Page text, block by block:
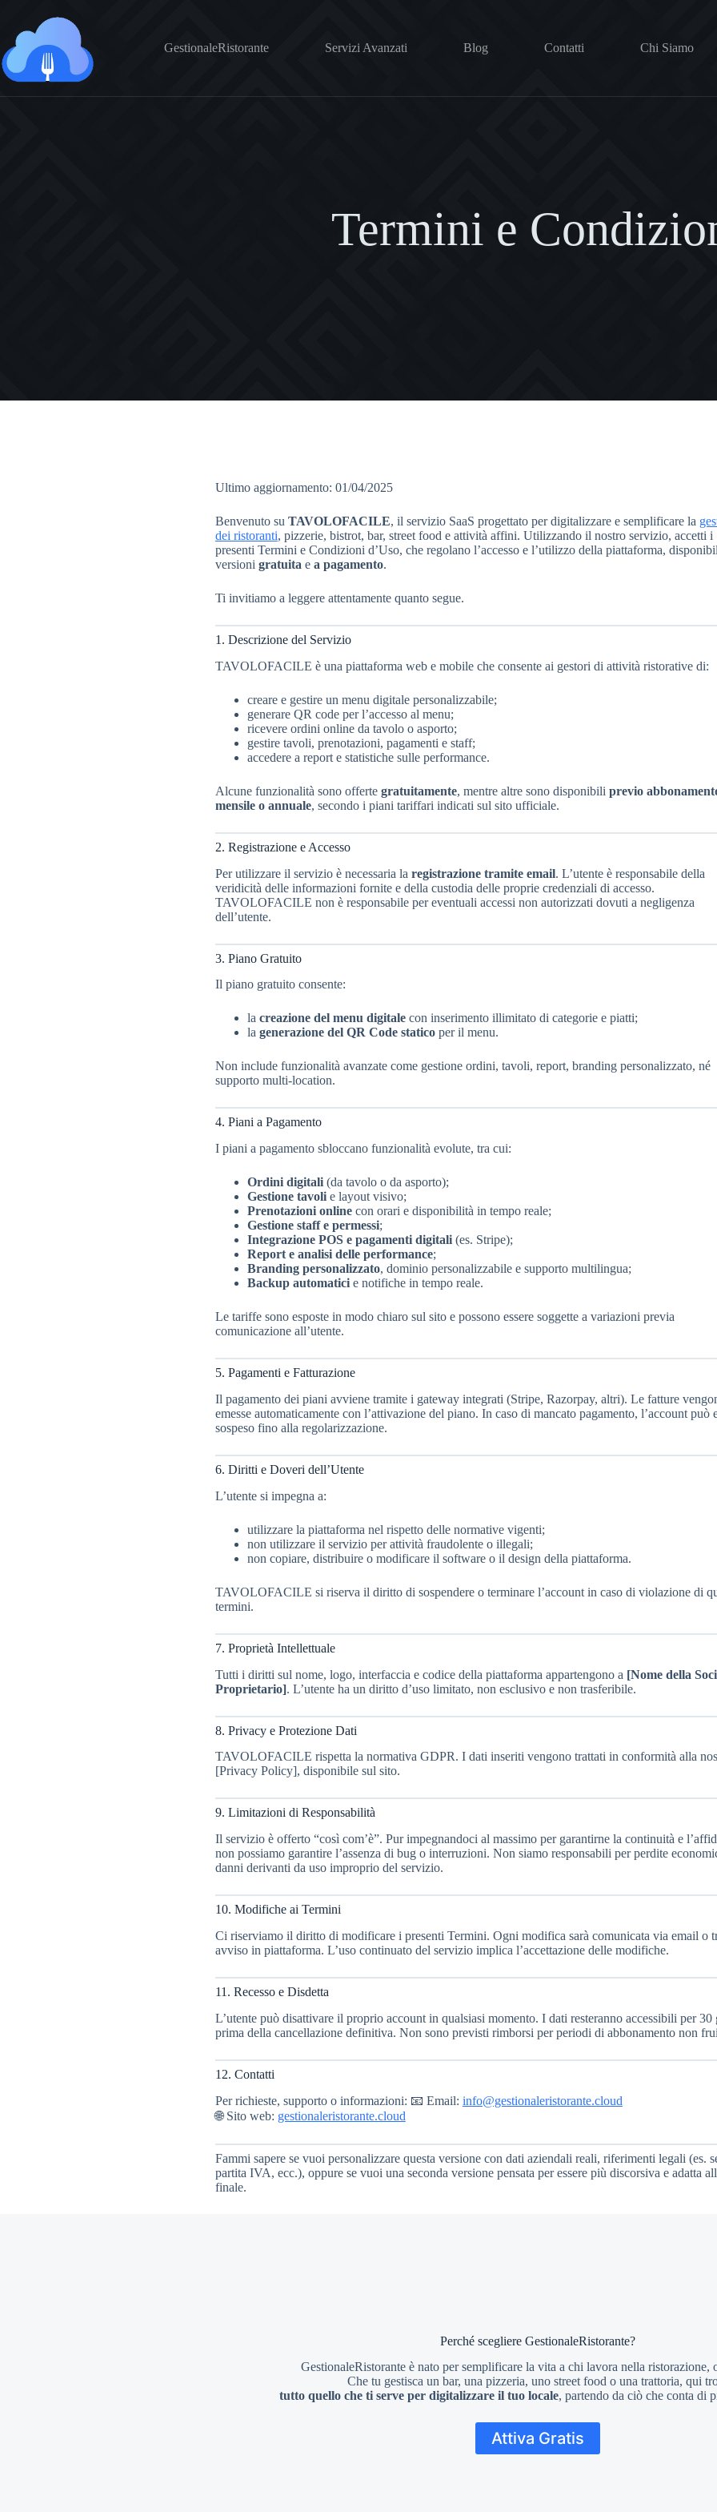
contenuto
GestionaleRistorante
Servizi Avanzati Blog Contatti Chi Siamo
Termini e
Ultimo aggiornamento: 01/04/2025
Benvenuto su TAVOLOFACILE, il servizio SaaS progettato per digitalizzare e semplificare la
dei ristoranti, pizzerie, bistrot, bar, street food e attività affini. Utilizzando il nostro servizio, accetti i
presenti Termini e Condizioni d’Uso, che regolano l’accesso e l’utilizzo della piattaforma,
versioni gratuita e a pagamento.
Ti invitiamo a leggere attentamente quanto segue.
1. Descrizione del Servizio
TAVOLOFACILE è una piattaforma web e mobile che consente ai gestori di attività ristorative di:
creare e gestire un menu digitale personalizzabile;
generare QR code per l’accesso al menu;
ricevere ordini online da tavolo o asporto;
gestire tavoli, prenotazioni, pagamenti e staff;
accedere a report e statistiche sulle performance.
Alcune funzionalità sono offerte gratuitamente, mentre altre sono disponibili previo
mensile o annuale, secondo i piani tariffari indicati sul sito ufficiale.
2. Registrazione e Accesso
Per utilizzare il servizio è necessaria la registrazione tramite email. L’utente è responsabile della
veridicità delle informazioni fornite e della custodia delle proprie credenziali di accesso.
TAVOLOFACILE non è responsabile per eventuali accessi non autorizzati dovuti a negligenza
dell’utente.
3. Piano Gratuito
Il piano gratuito consente:
la creazione del menu digitalecon inserimento illimitato di categorie e piatti;
la generazione del QR Code staticoper il menu.
Non include funzionalità avanzate come gestione ordini, tavoli, report, branding personalizzato, né
supporto multi-location.
4. Piani a Pagamento
I piani a pagamento sbloccano funzionalità evolute, tra cui:
Ordini digitali(da tavolo o da asporto);
Gestione tavolie layout visivo;
Prenotazioni onlinecon orari e disponibilità in tempo reale;
Gestione staff e permessi;
Integrazione POS e pagamenti digitali(es. Stripe);
Report e analisi delle performance;
Branding personalizzato, dominio personalizzabile e supporto multilingua;
Backup automaticie notifiche in tempo reale.
Le tariffe sono esposte in modo chiaro sul sito e possono essere soggette a variazioni previa
comunicazione all’utente.
5. Pagamenti e Fatturazione
Il pagamento dei piani avviene tramite i gateway integrati (Stripe, Razorpay, altri). Le fatture
emesse automaticamente con l’attivazione del piano. In caso di mancato pagamento, l’account può
sospeso fino alla regolarizzazione.
6. Diritti e Doveri dell’Utente
L’utente si impegna a:
utilizzare la piattaforma nel rispetto delle normative vigenti;
non utilizzare il servizio per attività fraudolente o illegali;
non copiare, distribuire o modificare il software o il design della piattaforma.
TAVOLOFACILE si riserva il diritto di sospendere o terminare l’account in caso di violazione di
termini.
7. Proprietà Intellettuale
Tutti i diritti sul nome, logo, interfaccia e codice della piattaforma appartengono a [Nome della
Proprietario]. L’utente ha un diritto d’uso limitato, non esclusivo e non trasferibile.
8. Privacy e Protezione Dati
TAVOLOFACILE rispetta la normativa GDPR. I dati inseriti vengono trattati in conformità alla
[Privacy Policy], disponibile sul sito.
9. Limitazioni di Responsabilità
Il servizio è offerto “così com’è”. Pur impegnandoci al massimo per garantirne la continuità e
non possiamo garantire l’assenza di bug o interruzioni. Non siamo responsabili per perdite
danni derivanti da uso improprio del servizio.
10. Modifiche ai Termini
Ci riserviamo il diritto di modificare i presenti Termini. Ogni modifica sarà comunicata via email o
avviso in piattaforma. L’uso continuato del servizio implica l’accettazione delle modifiche.
11. Recesso e Disdetta
L’utente può disattivare il proprio account in qualsiasi momento. I dati resteranno accessibili per 30
prima della cancellazione definitiva. Non sono previsti rimborsi per periodi di abbonamento non
12. Contatti
Per richieste, supporto o informazioni: 📧 Email: info@gestionaleristorante.cloud
🌐 Sito web: gestionaleristorante.cloud
Fammi sapere se vuoi personalizzare questa versione con dati aziendali reali, riferimenti legali (es.
partita IVA, ecc.), oppure se vuoi una seconda versione pensata per essere più discorsiva e adatta
finale.
Perché scegliere GestionaleRistorante?
GestionaleRistorante è nato per semplificare la vita a chi lavora nella ristorazione,
Che tu gestisca un bar, una pizzeria, uno street food o una trattoria, qui
tutto quello che ti serve per digitalizzare il tuo locale, partendo da ciò che conta di
Attiva Gratis